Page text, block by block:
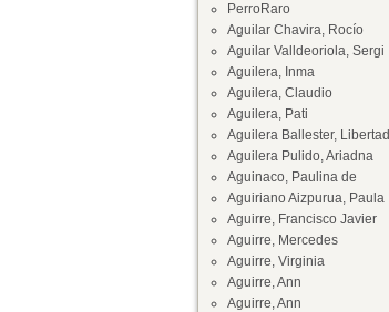
PerroRaro
Aguilar Chavira, Rocío
Aguilar Valldeoriola, Sergi
Aguilera, Inma
Aguilera, Claudio
Aguilera, Pati
Aguilera Ballester, Libertad
Aguilera Pulido, Ariadna
Aguinaco, Paulina de
Aguiriano Aizpurua, Paula
Aguirre, Francisco Javier
Aguirre, Mercedes
Aguirre, Virginia
Aguirre, Ann
Aguirre, Ann